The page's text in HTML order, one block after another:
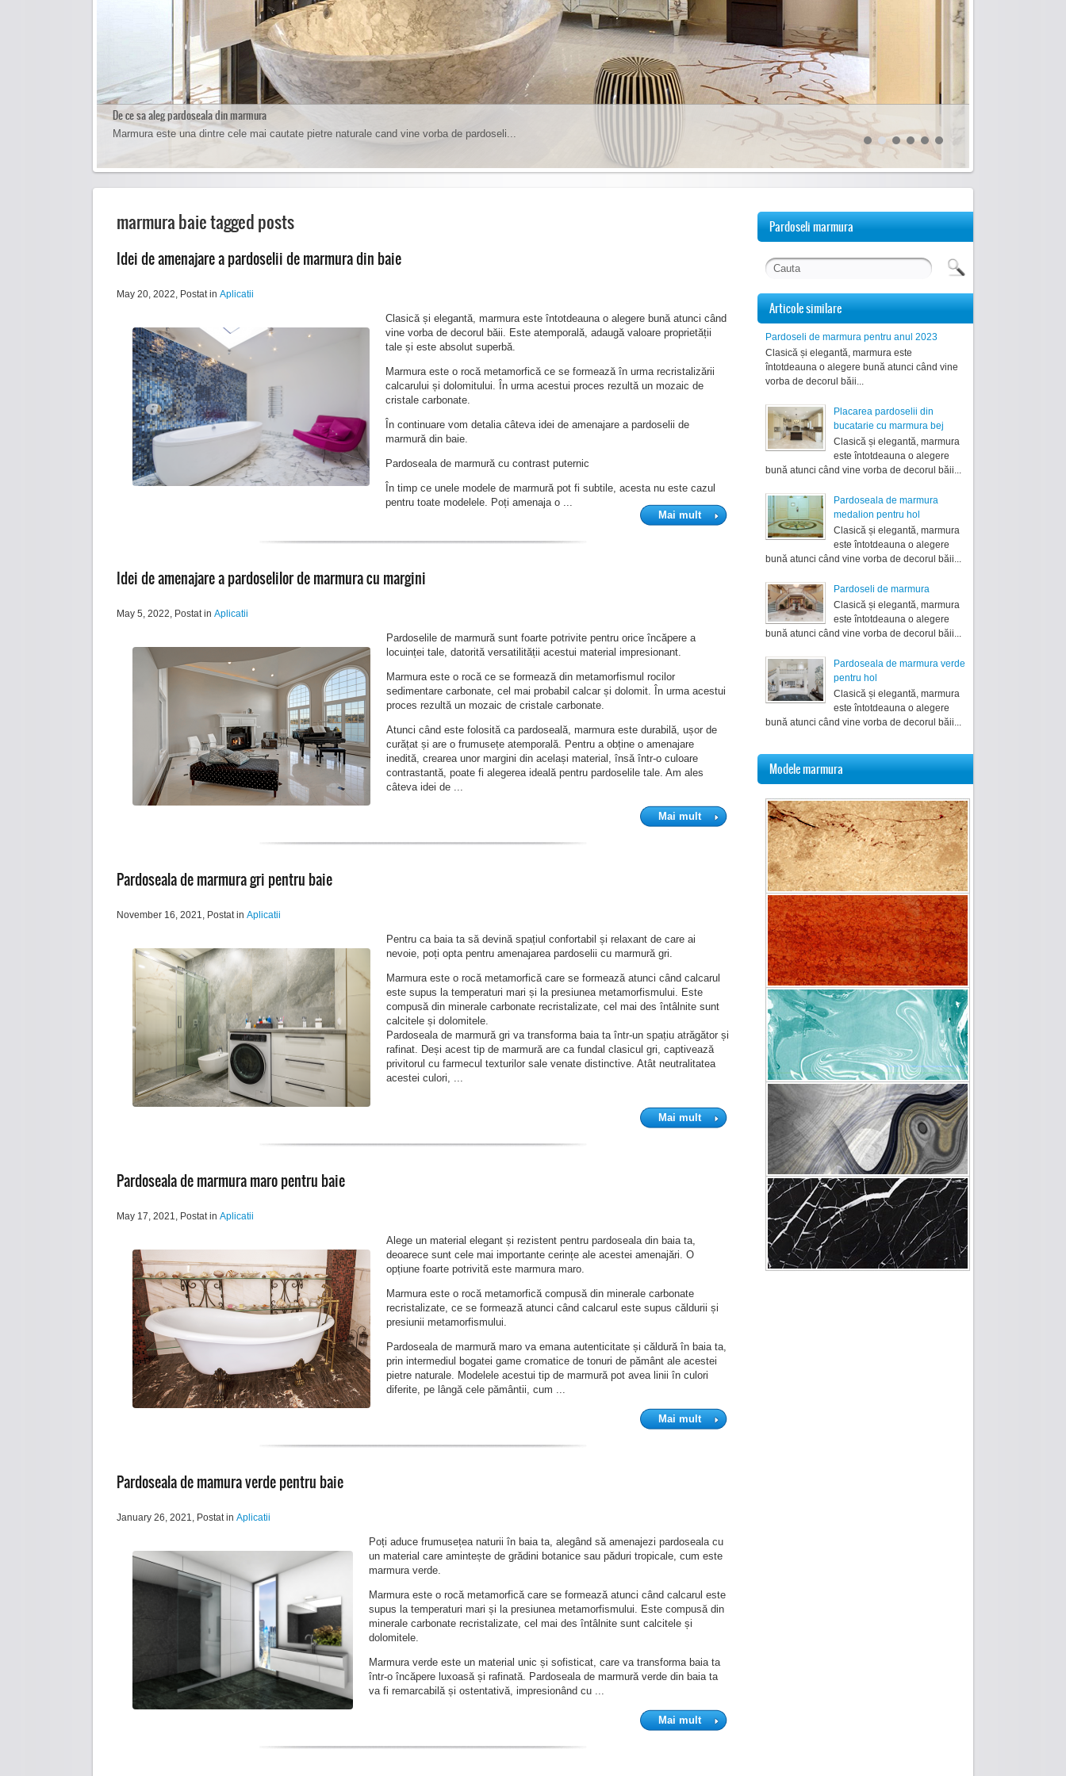
De ce sa aleg pardoseala din marmura
Marmura este una dintre cele mai cautate pietre naturale cand vine vorba de pardoseli...
Cum sa cureti pardoseala de marmura
Curatarea pardoselilor de marmura se face foarte usor insa trebuie sa tineti cont de anumite lucruri...
Pardoseli marmura
Articole similare
Pardoseli de marmura pentru anul 2023
Clasică și elegantă, marmura este
întotdeauna o alegere bună atunci când vine
vorba de decorul băii...
Placarea pardoselii din
bucatarie cu marmura bej
Clasică și elegantă, marmura
este întotdeauna o alegere
bună atunci când vine vorba de decorul băii...
Pardoseala de marmura
medalion pentru hol
Clasică și elegantă, marmura
este întotdeauna o alegere
bună atunci când vine vorba de decorul băii...
Pardoseli de marmura
Clasică și elegantă, marmura
este întotdeauna o alegere
bună atunci când vine vorba de decorul băii...
Pardoseala de marmura verde
pentru hol
Clasică și elegantă, marmura
este întotdeauna o alegere
bună atunci când vine vorba de decorul băii...
Modele marmura
marmura baie tagged posts
Idei de amenajare a pardoselii de marmura din baie
May 20, 2022, Postat in Aplicatii
Clasică și elegantă, marmura este întotdeauna o alegere bună atunci când
vine vorba de decorul băii. Este atemporală, adaugă valoare proprietății
tale și este absolut superbă.
Marmura este o rocă metamorfică ce se formează în urma recristalizării
calcarului și dolomitului. În urma acestui proces rezultă un mozaic de
cristale carbonate.
În continuare vom detalia câteva idei de amenajare a pardoselii de
marmură din baie.
Pardoseala de marmură cu contrast puternic
În timp ce unele modele de marmură pot fi subtile, acesta nu este cazul
pentru toate modelele. Poți amenaja o ...
Mai mult
Idei de amenajare a pardoselilor de marmura cu margini
May 5, 2022, Postat in Aplicatii
Pardoselile de marmură sunt foarte potrivite pentru orice încăpere a
locuinței tale, datorită versatilității acestui material impresionant.
Marmura este o rocă ce se formează din metamorfismul rocilor
sedimentare carbonate, cel mai probabil calcar și dolomit. În urma acestui
proces rezultă un mozaic de cristale carbonate.
Atunci când este folosită ca pardoseală, marmura este durabilă, ușor de
curățat și are o frumusețe atemporală. Pentru a obține o amenajare
inedită, crearea unor margini din același material, însă într-o culoare
contrastantă, poate fi alegerea ideală pentru pardoselile tale. Am ales
câteva idei de ...
Mai mult
Pardoseala de marmura gri pentru baie
November 16, 2021, Postat in Aplicatii
Pentru ca baia ta să devină spațiul confortabil și relaxant de care ai
nevoie, poți opta pentru amenajarea pardoselii cu marmură gri.
Marmura este o rocă metamorfică care se formează atunci când calcarul
este supus la temperaturi mari și la presiunea metamorfismului. Este
compusă din minerale carbonate recristalizate, cel mai des întâlnite sunt
calcitele și dolomitele.
Pardoseala de marmură gri va transforma baia ta într-un spațiu atrăgător și
rafinat. Deși acest tip de marmură are ca fundal clasicul gri, captivează
privitorul cu farmecul texturilor sale venate distinctive. Atât neutralitatea
acestei culori, ...
Mai mult
Pardoseala de marmura maro pentru baie
May 17, 2021, Postat in Aplicatii
Alege un material elegant și rezistent pentru pardoseala din baia ta,
deoarece sunt cele mai importante cerințe ale acestei amenajări. O
opțiune foarte potrivită este marmura maro.
Marmura este o rocă metamorfică compusă din minerale carbonate
recristalizate, ce se formează atunci când calcarul este supus căldurii și
presiunii metamorfismului.
Pardoseala de marmură maro va emana autenticitate și căldură în baia ta,
prin intermediul bogatei game cromatice de tonuri de pământ ale acestei
pietre naturale. Modelele acestui tip de marmură pot avea linii în culori
diferite, pe lângă cele pământii, cum ...
Mai mult
Pardoseala de mamura verde pentru baie
January 26, 2021, Postat in Aplicatii
Poți aduce frumusețea naturii în baia ta, alegând să amenajezi pardoseala cu
un material care amintește de grădini botanice sau păduri tropicale, cum este
marmura verde.
Marmura este o rocă metamorfică care se formează atunci când calcarul este
supus la temperaturi mari și la presiunea metamorfismului. Este compusă din
minerale carbonate recristalizate, cel mai des întâlnite sunt calcitele și
dolomitele.
Marmura verde este un material unic și sofisticat, care va transforma baia ta
într-o încăpere luxoasă și rafinată. Pardoseala de marmură verde din baia ta
va fi remarcabilă și ostentativă, impresionând cu ...
Mai mult